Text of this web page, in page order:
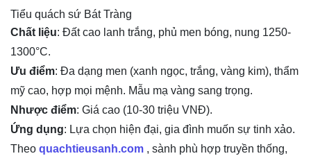
Tiểu quách sứ Bát Tràng
Chất liệu: Đất cao lanh trắng, phủ men bóng, nung 1250-
1300°C.
Ưu điểm: Đa dạng men (xanh ngọc, trắng, vàng kim), thẩm
mỹ cao, hợp mọi mệnh. Mẫu mạ vàng sang trọng.
Nhược điểm: Giá cao (10-30 triệu VNĐ).
Ứng dụng: Lựa chọn hiện đại, gia đình muốn sự tinh xảo.
Theo quachtieusanh.com , sành phù hợp truyền thống,